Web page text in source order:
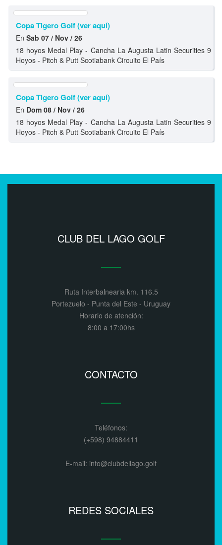
Copa Tigero Golf (ver aquí)
EnSab 07 / Nov / 26
18 hoyos Medal Play - Cancha La Augusta Latin Securities 9
Hoyos - Pitch & Putt Scotiabank Circuito El País
Copa Tigero Golf (ver aquí)
En Dom 08 / Nov / 26
18 hoyos Medal Play - Cancha La Augusta Latin Securities 9
Hoyos - Pitch & Putt Scotiabank Circuito El País
CLUB DEL LAGO GOLF
Ruta Interbalnearia km. 116.5
Portezuelo - Punta del Este - Uruguay
Horario de atención:
8:00 a 17:00hs
CONTACTO
Teléfonos:
(+598) 94884411
E-mail: info@clubdellago.golf
REDES SOCIALES